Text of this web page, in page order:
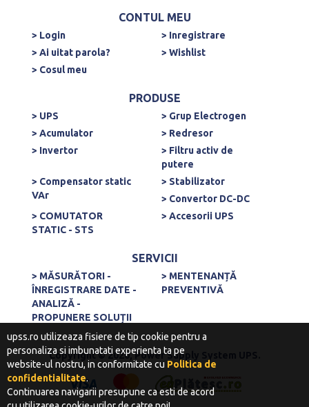
CONTUL MEU
> Login
> Inregistrare
> Ai uitat parola?
> Wishlist
> Cosul meu
PRODUSE
> UPS
> Grup Electrogen
> Acumulator
> Redresor
> Invertor
> Filtru activ de
putere
> Compensator static
VAr
> Stabilizator
> Convertor DC-DC
> COMUTATOR
STATIC - STS
> Accesorii UPS
SERVICII
> MĂSURĂTORI -
ÎNREGISTRARE DATE -
ANALIZĂ -
PROPUNERE SOLUȚII
> MENTENANȚĂ
PREVENTIVĂ
Copyright © 2020, Power Supply System UPS.
upss.ro utilizeaza fisiere de tip cookie pentru a
personaliza si imbunatati experienta ta pe
website-ul nostru, in conformitate cu Politica de
confidentialitate.
Continuarea navigarii presupune ca esti de acord